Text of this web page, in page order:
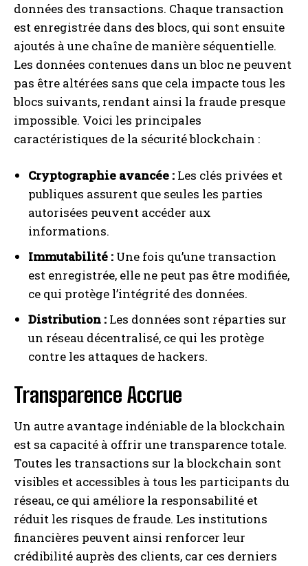
données des transactions. Chaque transaction
est enregistrée dans des blocs, qui sont ensuite
ajoutés à une chaîne de manière séquentielle.
Les données contenues dans un bloc ne peuvent
pas être altérées sans que cela impacte tous les
blocs suivants, rendant ainsi la fraude presque
impossible. Voici les principales
caractéristiques de la sécurité blockchain :
Cryptographie avancée : Les clés privées et
publiques assurent que seules les parties
autorisées peuvent accéder aux
informations.
Immutabilité : Une fois qu’une transaction
est enregistrée, elle ne peut pas être modifiée,
ce qui protège l’intégrité des données.
Distribution : Les données sont réparties sur
un réseau décentralisé, ce qui les protège
contre les attaques de hackers.
Transparence Accrue
Un autre avantage indéniable de la blockchain
est sa capacité à offrir une transparence totale.
Toutes les transactions sur la blockchain sont
visibles et accessibles à tous les participants du
réseau, ce qui améliore la responsabilité et
réduit les risques de fraude. Les institutions
financières peuvent ainsi renforcer leur
crédibilité auprès des clients, car ces derniers